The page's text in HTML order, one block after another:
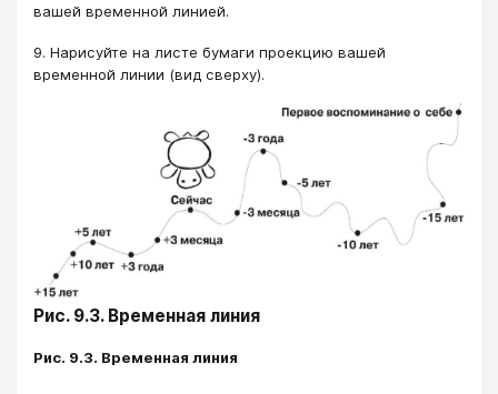
вашей временной линией.
9. Нарисуйте на листе бумаги проекцию вашей
временной линии (вид сверху).
Рис. 9.3. Временная линия
Рис. 9.3. Временная линия